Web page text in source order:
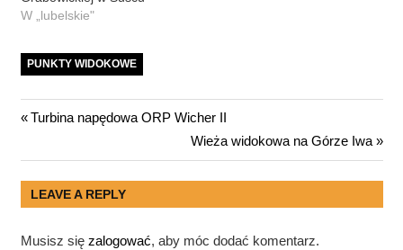
W „lubelskie"
PUNKTY WIDOKOWE
Nawigacja
wpisu
Previous
Turbina napędowa ORP Wicher II
Next
Post:
Wieża widokowa na Górze Iwa
LEAVE A REPLY
Musisz się zalogować, aby móc dodać komentarz.